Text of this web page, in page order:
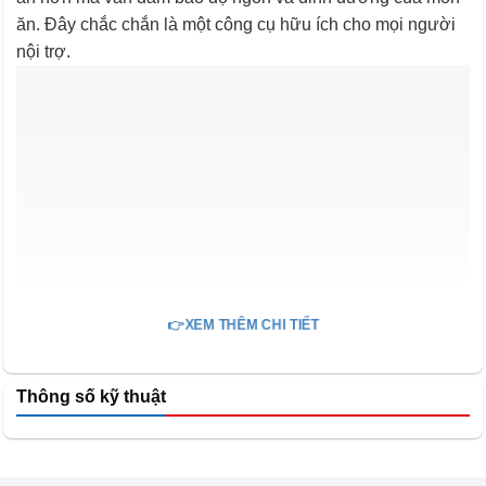
ăn. Đây chắc chắn là một công cụ hữu ích cho mọi người
nội trợ.
👉XEM THÊM CHI TIẾT
Thông số kỹ thuật